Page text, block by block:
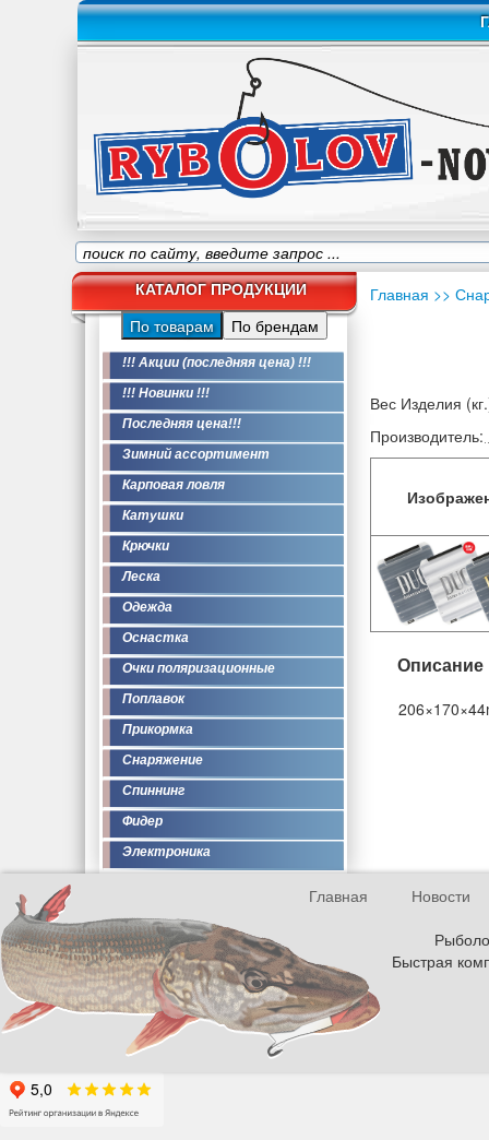
КАТАЛОГ ПРОДУКЦИИ
По товарам По брендам
!!! Акции (последняя цена) !!!
!!! Новинки !!!
Последняя цена!!!
Зимний ассортимент
Карповая ловля
Катушки
Крючки
Леска
Одежда
Оснастка
Очки поляризационные
Поплавок
Прикормка
Снаряжение
Спиннинг
Фидер
Электроника
Главная >>
Вес Изделия
Производитель:
Описание
Главная
Новости
Быстрая